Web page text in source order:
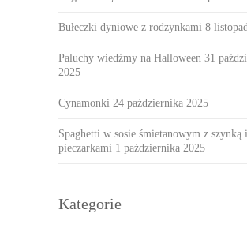
Bułeczki dyniowe z rodzynkami 8
Paluchy wiedźmy na Halloween 31
2025
Cynamonki 24 października 2025
Spaghetti w sosie śmietanowym z szynką i
pieczarkami 1 października 2025
Kategorie